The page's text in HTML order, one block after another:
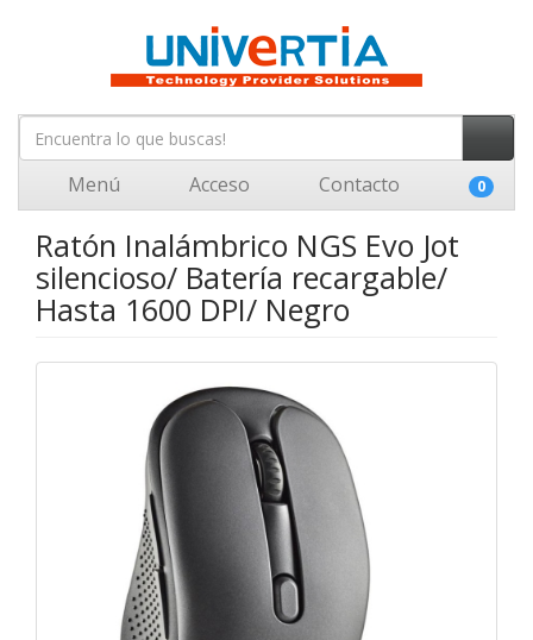
Menú Acceso Contacto 0
Ratón Inalámbrico NGS Evo Jot
silencioso/ Batería recargable/
Hasta 1600 DPI/ Negro